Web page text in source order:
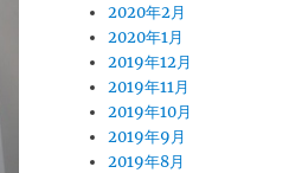
2020年2月
2020年1月
2019年12月
2019年11月
2019年10月
2019年9月
2019年8月